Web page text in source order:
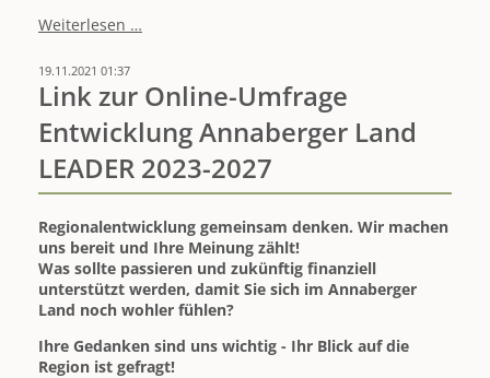
Weiterlesen …
Einreichefrist
28.01.2022
(12
Uhr)
19.11.2021 01:37
Link zur Online-Umfrage
Entwicklung Annaberger Land
LEADER 2023-2027
Regionalentwicklung gemeinsam denken. Wir machen
uns bereit und Ihre Meinung zählt!
Was sollte passieren und zukünftig finanziell
unterstützt werden, damit Sie sich im Annaberger
Land noch wohler fühlen?
Ihre Gedanken sind uns wichtig - Ihr Blick auf die
Region ist gefragt!